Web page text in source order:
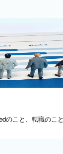
のこと、転職のこと